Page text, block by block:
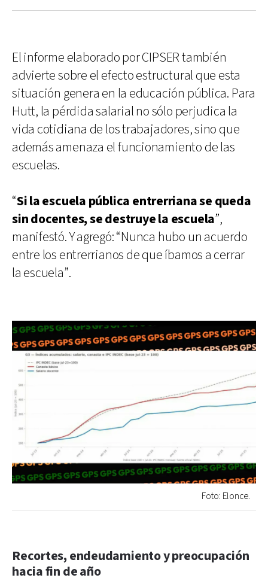
El informe elaborado por CIPSER también
advierte sobre el efecto estructural que esta
situación genera en la educación pública. Para
Hutt, la pérdida salarial no sólo perjudica la
vida cotidiana de los trabajadores, sino que
además amenaza el funcionamiento de las
escuelas.
“Si la escuela pública entrerriana se queda
sin docentes, se destruye la escuela”,
manifestó. Y agregó: “Nunca hubo un acuerdo
entre los entrerrianos de que íbamos a cerrar
la escuela”.
Foto: Elonce.
Recortes, endeudamiento y preocupación
hacia fin de año